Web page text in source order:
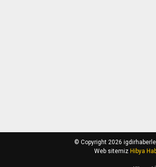
© Copyright 2026
Web sitemiz Hibya